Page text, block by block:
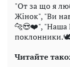
"От за що я
Жінок", "Ви
🐆😍❤️", "Наша
Читайте